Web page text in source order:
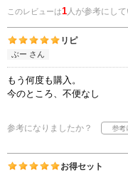
このレビューは1人が参考にし
リピ
ぶー さん
もう何度も購入。
今のところ、不便なし
参考になりましたか？
お得セット